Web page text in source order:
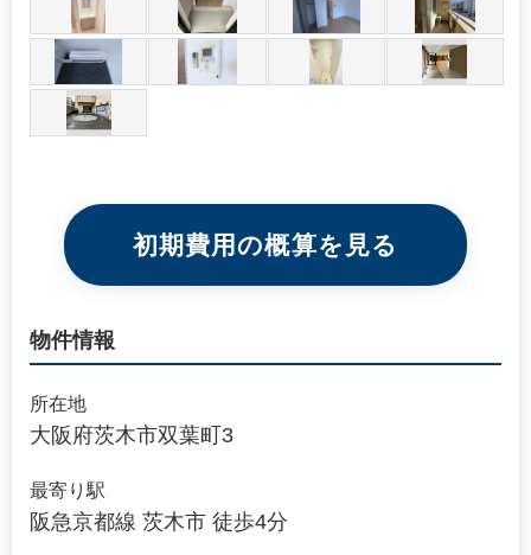
初期費用の概算を見る
物件情報
所在地
大阪府茨木市双葉町3
最寄り駅
阪急京都線 茨木市 徒歩4分